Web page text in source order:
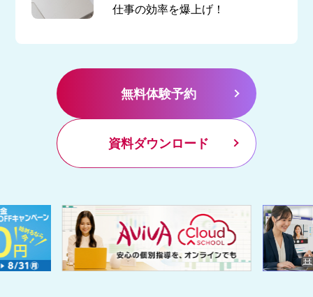
仕事の効率を爆上げ！
無料体験予約
資料ダウンロード